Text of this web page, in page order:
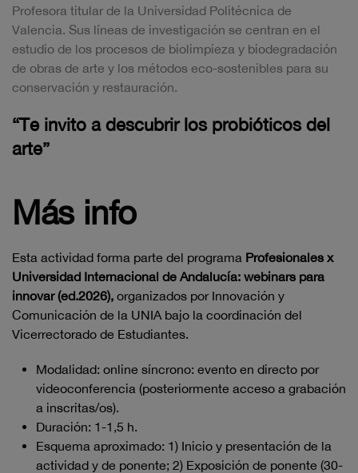
Profesora titular de la Universidad Politécnica de
Valencia. Sus líneas de investigación se centran en el
estudio de los procesos de biolimpieza y biodegradación
de obras de arte y los métodos eco-sostenibles para su
conservación y restauración.
“Te invito a descubrir los probióticos del
arte”
Más info
Esta actividad forma parte del programa Profesionales x
Universidad Internacional de Andalucía: webinars para
innovar (ed.2026), organizados por Innovación y
Comunicación de la UNIA bajo la coordinación del
Vicerrectorado de Estudiantes.
Modalidad: online síncrono: evento en directo por
videoconferencia (posteriormente acceso a grabación
a inscritas/os).
Duración: 1-1,5 h.
Esquema aproximado: 1) Inicio y presentación de la
actividad y de ponente; 2) Exposición de ponente (30-